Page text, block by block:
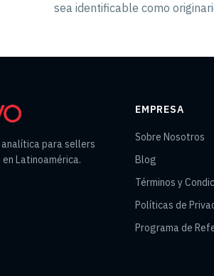
sea identificable como
para sellers
Latinoamérica.
EMPRESA
Sobre Nosotros
Blog
Términos y
Políticas de
Programa de